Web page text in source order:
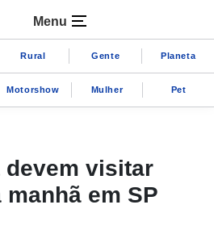
Menu
Rural Gente Planeta
Motorshow Mulher Pet
devem visitar
em SP